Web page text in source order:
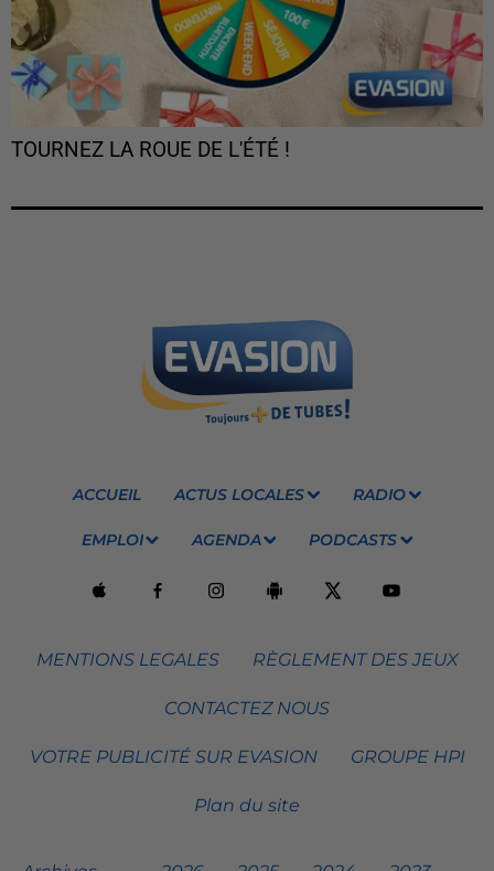
TOURNEZ LA ROUE DE L'ÉTÉ !
ACCUEIL ACTUS LOCALES RADIO
EMPLOI AGENDA PODCASTS
MENTIONS LEGALES RÈGLEMENT DES JEUX
CONTACTEZ NOUS
VOTRE PUBLICITÉ SUR EVASION GROUPE HPI
Plan du site